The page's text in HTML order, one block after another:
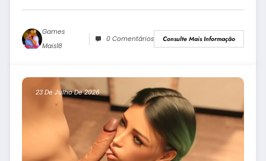
Games
Mais18
0 Comentários Consulte Mais Informação
23 De Julho De 2026